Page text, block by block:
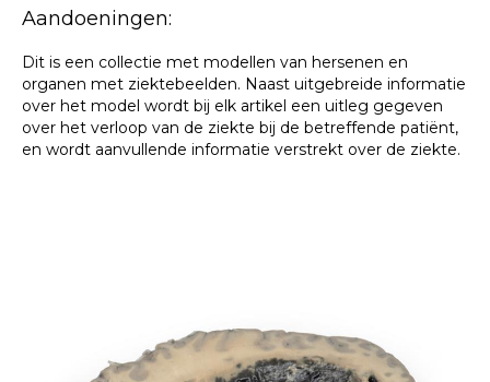
Aandoeningen:
Dit is een collectie met modellen van hersenen en
organen met ziektebeelden. Naast uitgebreide informatie
over het model wordt bij elk artikel een uitleg gegeven
over het verloop van de ziekte bij de betreffende patiënt,
en wordt aanvullende informatie verstrekt over de ziekte.